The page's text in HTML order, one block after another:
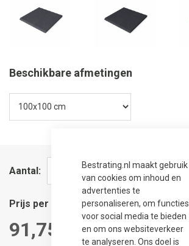
Bestrating.nl maakt gebruik
van cookies om inhoud en
advertenties te
personaliseren, om functies
voor social media te bieden
en om ons websiteverkeer
te analyseren. Ons doel is
Beschikbare afmetingen
Aantal
Prijs per stuk
91,75